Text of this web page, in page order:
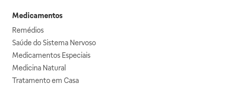
Medicamentos
Remédios
Saúde do Sistema Nervoso
Medicamentos Especiais
Medicina Natural
Tratamento em Casa